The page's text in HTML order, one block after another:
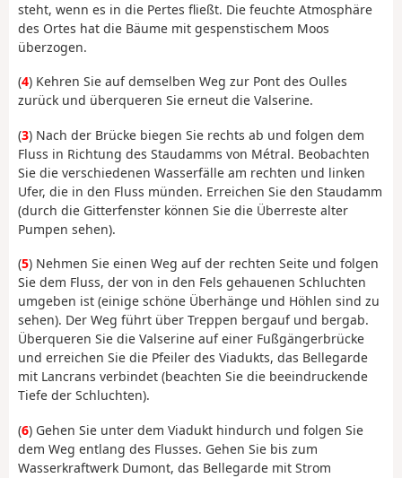
steht, wenn es in die Pertes fließt. Die feuchte Atmosphäre
des Ortes hat die Bäume mit gespenstischem Moos
überzogen.
(4) Kehren Sie auf demselben Weg zur Pont des Oulles
zurück und überqueren Sie erneut die Valserine.
(3) Nach der Brücke biegen Sie rechts ab und folgen dem
Fluss in Richtung des Staudamms von Métral. Beobachten
Sie die verschiedenen Wasserfälle am rechten und linken
Ufer, die in den Fluss münden. Erreichen Sie den Staudamm
(durch die Gitterfenster können Sie die Überreste alter
Pumpen sehen).
(5) Nehmen Sie einen Weg auf der rechten Seite und folgen
Sie dem Fluss, der von in den Fels gehauenen Schluchten
umgeben ist (einige schöne Überhänge und Höhlen sind zu
sehen). Der Weg führt über Treppen bergauf und bergab.
Überqueren Sie die Valserine auf einer Fußgängerbrücke
und erreichen Sie die Pfeiler des Viadukts, das Bellegarde
mit Lancrans verbindet (beachten Sie die beeindruckende
Tiefe der Schluchten).
(6) Gehen Sie unter dem Viadukt hindurch und folgen Sie
dem Weg entlang des Flusses. Gehen Sie bis zum
Wasserkraftwerk Dumont, das Bellegarde mit Strom